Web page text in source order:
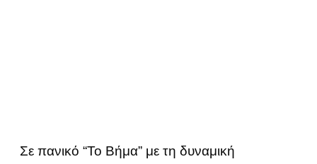
Σε πανικό “Το Βήμα” με τη δυναμική